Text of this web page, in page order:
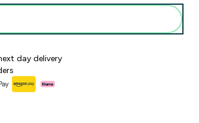
day delivery